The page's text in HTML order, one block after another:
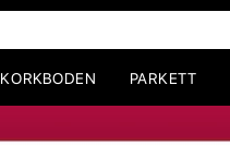
KORKBODEN PARKETT